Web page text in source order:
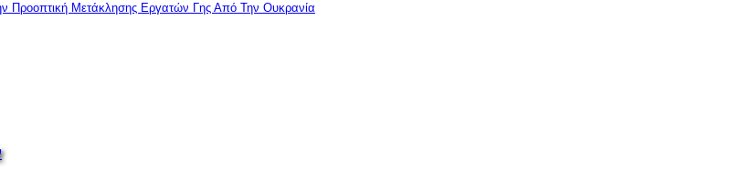
Προοπτική Μετάκλησης Εργατών Γης Από Την Ουκρανία